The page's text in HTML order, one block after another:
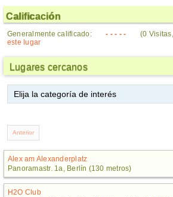
Calificación
Generalmente calificado: - - - - - (0
este lugar
Lugares cercanos
Alex am Alexanderplatz
Panoramastr. 1a, Berlín (130 metros)
H2O Club